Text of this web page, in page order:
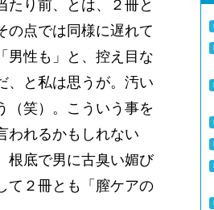
たり前、とは、２冊と
の点では同様に遅れて
男性も」と、控え目な
、と私は思うが。汚い
（笑）。こういう事を
われるかもしれない
根底で男に古臭い媚び
て２冊とも「膣ケアの